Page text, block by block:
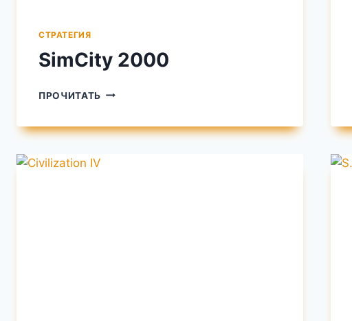
СТРАТЕГИЯ
SimCity 2000
ПРОЧИТАТЬ SIMCITY